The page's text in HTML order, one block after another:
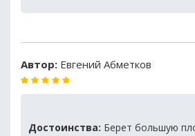
Автор: Евгений Абметков
Достоинства: Берет большую